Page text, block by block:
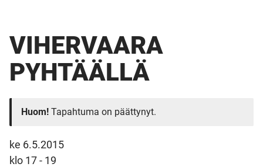
VIHERVAARA
PYHTÄÄLLÄ
Huom! Tapahtuma on päättynyt.
ke 6.5.2015
klo 17 - 19